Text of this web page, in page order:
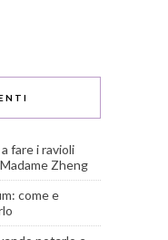
fare i ravioli
Zheng
come e